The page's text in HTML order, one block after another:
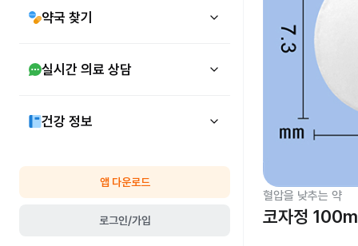
약국 찾기
실시간 의료 상담
건강 정보
앱 다운로드
로그인/가입
혈압을 낮추는 약
코자정